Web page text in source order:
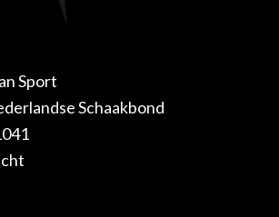
Sport
Schaakbond